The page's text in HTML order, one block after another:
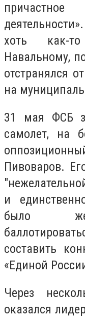
хоть как-
Навальному,
отстранялся
на
31 мая ФСБ
самолет, на
Пивоваров.
и
было
составить
«Единой
Через
оказался